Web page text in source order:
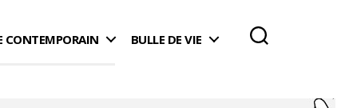
CONTEMPORAIN BULLE DE VIE